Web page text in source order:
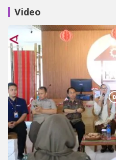
Video